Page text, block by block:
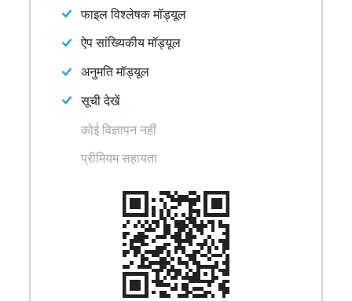
फाइल विश्लेषक मॉड्यूल
ऐप सांख्यिकीय मॉड्यूल
अनुमति मॉड्यूल
सूची देखें
कोई विज्ञापन नहीं
प्रीमियम सहायता